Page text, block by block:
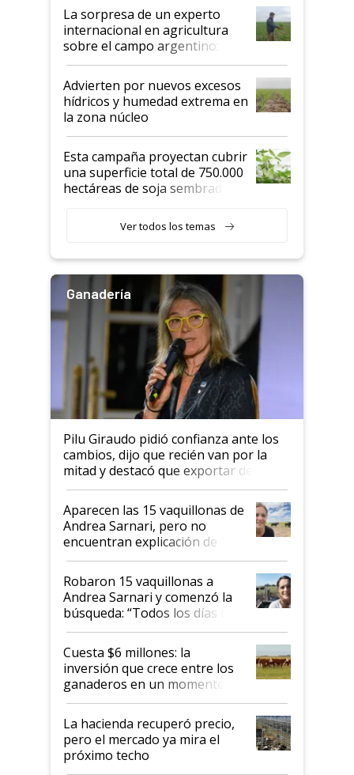
La sorpresa de un experto
internacional en agricultura
sobre el campo argentino:
"Estoy muy impresionado"
Advierten por nuevos excesos
hídricos y humedad extrema en
la zona núcleo
Esta campaña proyectan cubrir
una superficie total de 750.000
hectáreas de soja sembradas
variedades que marcan un
salto tecnológico en genética y
Ver todos los temas
Ganadería
Pilu Giraudo pidió confianza ante los
cambios, dijo que recién van por la
mitad y destacó que exportar dejó de
ser "para unos pocos": "Tenemos un
mandato muy claro del gobierno
nacional"
Aparecen las 15 vaquillonas de
Andrea Sarnari, pero no
encuentran explicación de
cómo llegaron allí
Robaron 15 vaquillonas a
Andrea Sarnari y comenzó la
búsqueda: “Todos los días le
toca a algún productor”
Cuesta $6 millones: la
inversión que crece entre los
ganaderos en un momento
histórico para la actividad
La hacienda recuperó precio,
pero el mercado ya mira el
próximo techo